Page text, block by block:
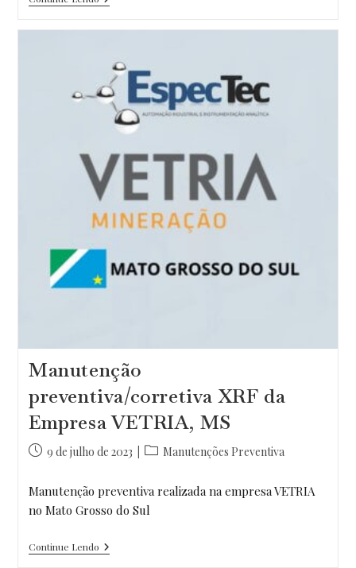
USIPA
Do
Evento
Manutenção
preventiva/corretiva XRF da
Empresa VETRIA, MS
Post9 de julho de 2023
Categoria
Manutenções Preventiva
Manutenção preventiva realizada na empresa VETRIA
no Mato Grosso do Sul
Continue LendoManutenção
Preventiva/corretiva